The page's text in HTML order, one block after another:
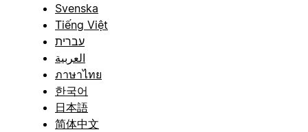
Svenska
Tiếng Việt
עברית
العربية
ภาษาไทย
한국어
日本語
简体中文